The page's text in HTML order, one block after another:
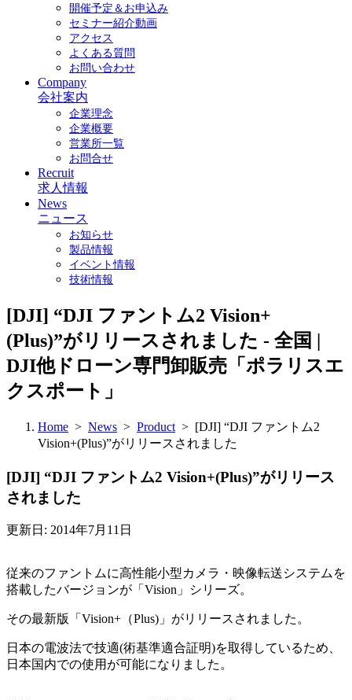
開催予定＆お申込み
セミナー紹介動画
アクセス
よくある質問
お問い合わせ
Company
会社案内
企業理念
企業概要
営業所一覧
お問合せ
Recruit
求人情報
News
ニュース
お知らせ
製品情報
イベント情報
技術情報
[DJI] “DJI ファントム2 Vision+
(Plus)”がリリースされました - 全国 |
DJI他ドローン専門卸販売「ポラリスエ
クスポート」
Home > News > Product > [DJI] “DJI ファントム2
Vision+(Plus)”がリリースされました
[DJI] “DJI ファントム2 Vision+(Plus)”がリリース
されました
更新日: 2014年7月11日
従来のファントムに高性能小型カメラ・映像転送システムを
搭載したバージョンが「Vision」シリーズ。
その最新版「Vision+（Plus)」がリリースされました。
日本の電波法で技適(術基準適合証明)を取得しているため、
日本国内での使用が可能になりました。